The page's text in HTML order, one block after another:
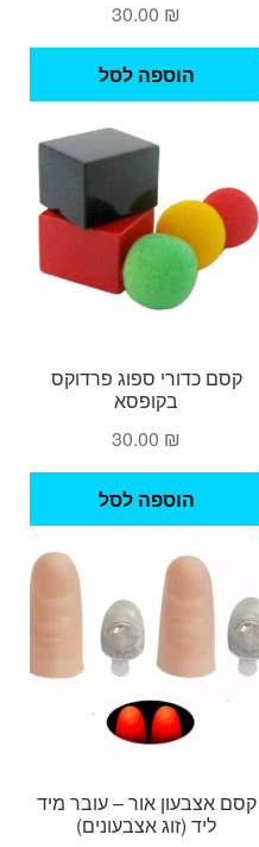
30.00 ₪
הוספה לסל
קסם כדורי ספוג פרדוקס
בקופסא
30.00 ₪
הוספה לסל
קסם אצבעון אור – עובר מיד
ליד (זוג אצבעונים)